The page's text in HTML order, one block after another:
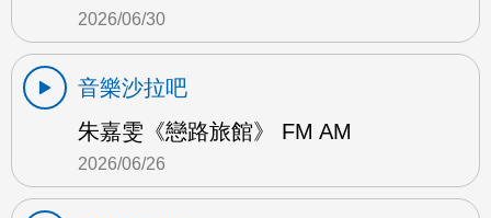
2026/06/30
音樂沙拉吧
朱嘉雯《戀路旅館》 FM AM
2026/06/26